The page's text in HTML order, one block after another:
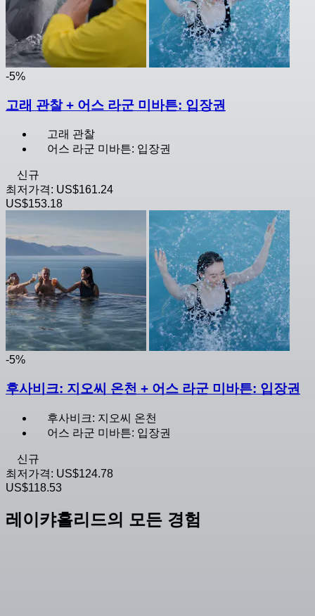
-5%
고래 관찰 + 어스 라군 미바튼: 입장권
고래 관찰
어스 라군 미바튼: 입장권
신규
최저가격: US$161.24
US$153.18
-5%
후사비크: 지오씨 온천 + 어스 라군 미바튼: 입장권
후사비크: 지오씨 온천
어스 라군 미바튼: 입장권
신규
최저가격: US$124.78
US$118.53
레이캬흘리드의 모든 경험